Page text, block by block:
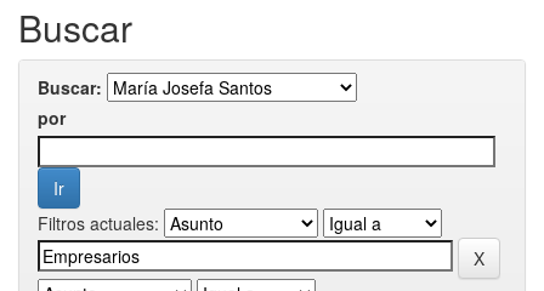
Buscar
Buscar:
por
Filtros actuales: